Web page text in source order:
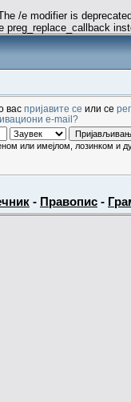
/e modifier is
preg_replace_callback
вас пријавите се или се
e-mail?
или имејлом, лозинком и
- Правопис -